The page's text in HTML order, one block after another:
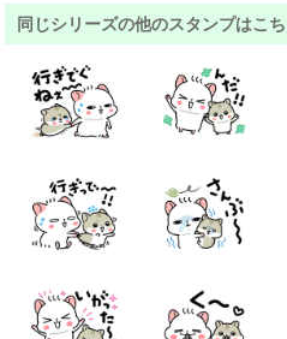
同じシリーズの他のスタンプはこ